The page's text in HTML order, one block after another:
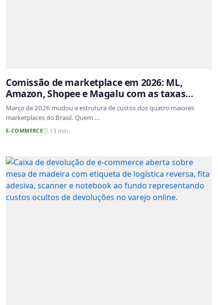
Comissão de marketplace em 2026: ML,
Amazon, Shopee e Magalu com as taxas
atualizadas
Março de 2026 mudou a estrutura de custos dos quatro maiores
marketplaces do Brasil. Quem ...
E-COMMERCE 13 min